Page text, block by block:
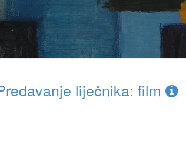
liječnika: film